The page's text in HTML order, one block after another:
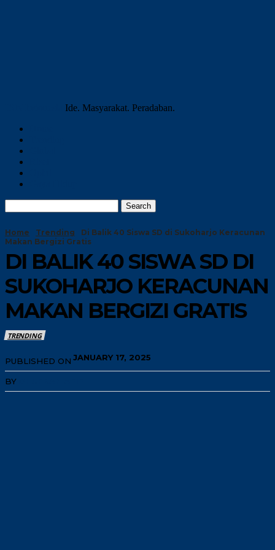
Ide. Masyarakat. Peradaban.
Home Trending
Di Balik 40 Siswa SD di Sukoharjo Keracunan
Makan Bergizi Gratis
DI BALIK 40 SISWA SD DI
SUKOHARJO KERACUNAN
MAKAN BERGIZI GRATIS
TRENDING
PUBLISHED ON JANUARY 17, 2025
BY